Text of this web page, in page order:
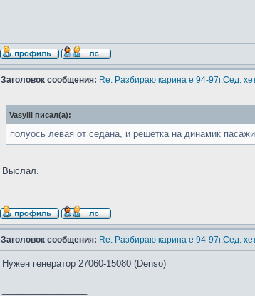
Заголовок сообщения: Re: Разбираю карина е 94-97г.Сед.
Vasylll писал(а):
полуось левая от седана, и решетка на динамик
Выслал.
Заголовок сообщения: Re: Разбираю карина е 94-97г.Сед.
Нужен генератор 27060-15080 (Denso)